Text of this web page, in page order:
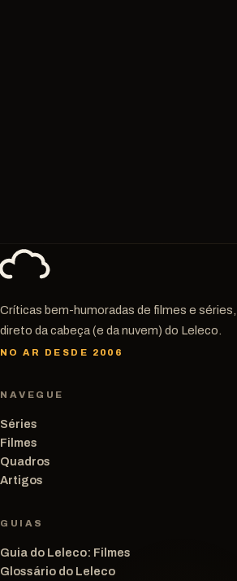
Críticas bem-humoradas de filmes e séries,
direto da cabeça (e da nuvem) do Leleco.
NO AR DESDE 2006
NAVEGUE
Séries
Filmes
Quadros
Artigos
GUIAS
Guia do Leleco: Filmes
Glossário do Leleco